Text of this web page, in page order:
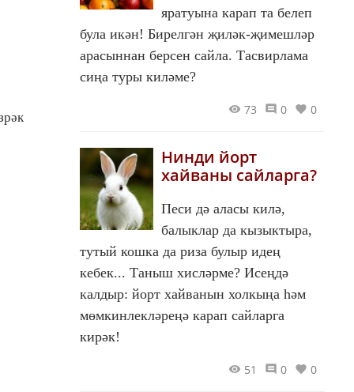
яратуына карап та белеп
була икән! Бирелгән җиләк-җимешләр
арасыннан берсен сайла. Тасвирлама
сиңа туры киләме?
73 0 0
Нинди йорт
хайваны сайларга?
Песи дә аласы килә,
балыклар да кызыктыра,
тутый кошка да риза булыр идең
кебек... Таныш хисләрме? Исеңдә
калдыр: йорт хайванын холкыңа һәм
мөмкинлекләреңә карап сайларга
кирәк!
51 0 0